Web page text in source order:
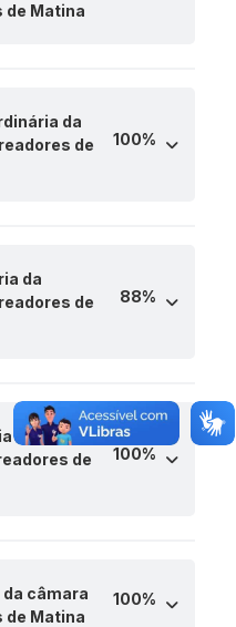
de Matina
da
de
100%
da
de
88%
da
de
100%
câmara
de Matina
100%